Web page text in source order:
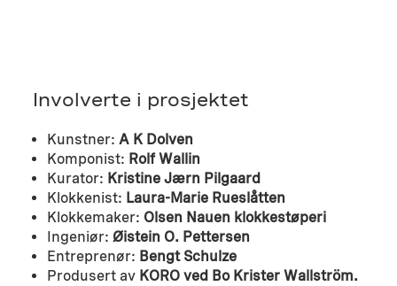
Involverte i prosjektet
Kunstner: A K Dolven
Komponist: Rolf Wallin
Kurator: Kristine Jærn Pilgaard
Klokkenist: Laura-Marie Rueslåtten
Klokkemaker: Olsen Nauen klokkestøperi
Ingeniør: Øistein O. Pettersen
Entreprenør: Bengt Schulze
Produsert av KORO ved Bo Krister Wallström.